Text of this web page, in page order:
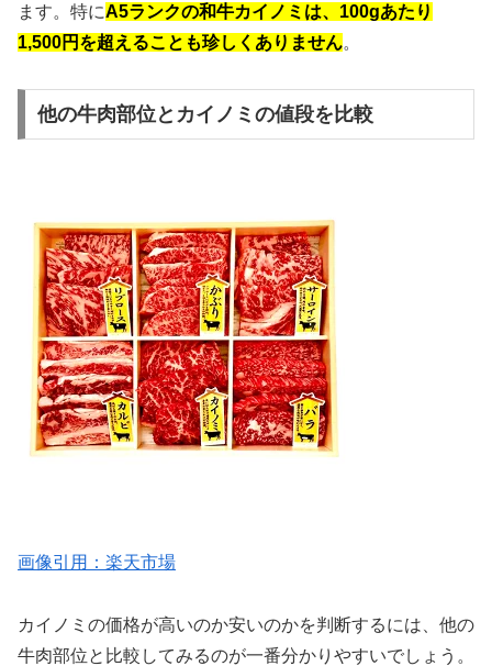
ます。特にA5ランクの和牛カイノミは、100gあたり
1,500円を超えることも珍しくありません。
他の牛肉部位とカイノミの値段を比較
画像引用：楽天市場
カイノミの価格が高いのか安いのかを判断するには、他の
牛肉部位と比較してみるのが一番分かりやすいでしょう。